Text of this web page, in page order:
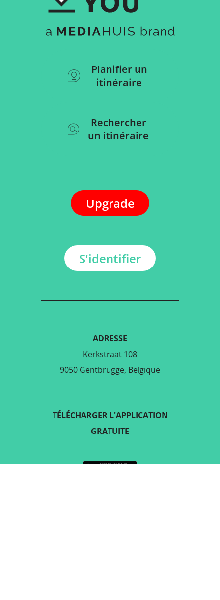
Planifier un
itinéraire
Rechercher
un itinéraire
Upgrade
S'identifier
ADRESSE
Kerkstraat 108
9050 Gentbrugge, Belgique
TÉLÉCHARGER L'APPLICATION
GRATUITE